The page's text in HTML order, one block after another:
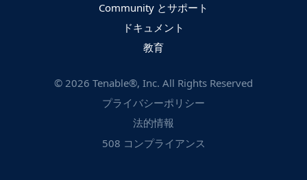
Community とサポート
ドキュメント
教育
© 2026 Tenable®, Inc. All Rights Reserved
プライバシーポリシー
法的情報
508 コンプライアンス